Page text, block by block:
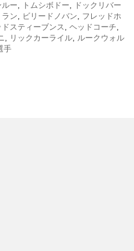
ルー, トムシボドー, ドックリバー
ン, ビリードノバン, フレッドホ
ドスティーブンス , ヘッドコーチ,
, リックカーライル, ルークウォル
手